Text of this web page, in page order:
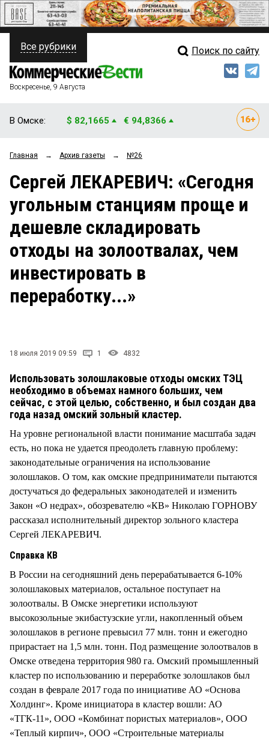
ПОЛИТИКА
ФИНАНСЫ
ОБЩЕСТВО
ЗАКОН
СТИЛЬ ЖИЗНИ
Свежий выпуск
Рейтинги
Блоги
Архив
Все рубрики Поиск по сайту
Воскресенье, 9 Августа
В Омске: $ 82,1665 € 94,8366
Главная → Архив газеты → №26
Сергей ЛЕКАРЕВИЧ: «Сегодня
угольным станциям проще и
дешевле складировать
отходы на золоотвалах, чем
инвестировать в
переработку...»
18 июля 2019 09:59 1 4832
Использовать золошлаковые отходы омских ТЭЦ
необходимо в объемах намного больших, чем
сейчас, с этой целью, собственно, и был создан два
года назад омский зольный кластер.
На уровне региональной власти понимание масштаба задач
есть, но пока не удается преодолеть главную проблему:
законодательные ограничения на использование
золошлаков. О том, как омские предприниматели пытаются
достучаться до федеральных законодателей и изменить
Закон «О недрах», обозревателю «КВ» Николаю ГОРНОВУ
рассказал исполнительный директор зольного кластера
Сергей ЛЕКАРЕВИЧ.
Справка КВ
В России на сегодняшний день перерабатывается 6-10%
золошлаковых материалов, остальное поступает на
золоотвалы. В Омске энергетики используют
высокозольные экибастузские угли, накопленный объем
золошлаков в регионе превысил 77 млн. тонн и ежегодно
прирастает на 1,5 млн. тонн. Под размещение золоотвалов в
Омске отведена территория 980 га. Омский промышленный
кластер по использованию и переработке золошлаков был
создан в феврале 2017 года по инициативе АО «Основа
Холдинг». Кроме инициатора в кластер вошли: АО
«ТГК-11», ООО «Комбинат пористых материалов», ООО
«Теплый кирпич», ООО «Строительные материалы